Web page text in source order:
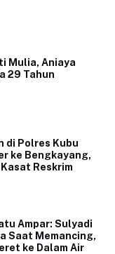
Mulia, Aniaya
29 Tahun
di Polres Kubu
ke Bengkayang,
Reskrim
Ampar: Sulyadi
Saat Memancing,
ke Dalam Air